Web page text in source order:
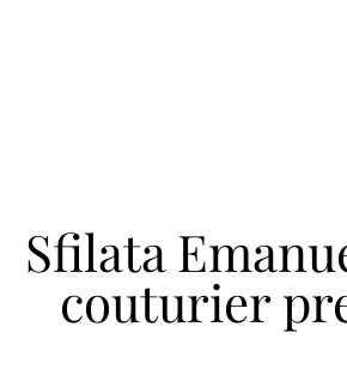
Sfilata
couturier